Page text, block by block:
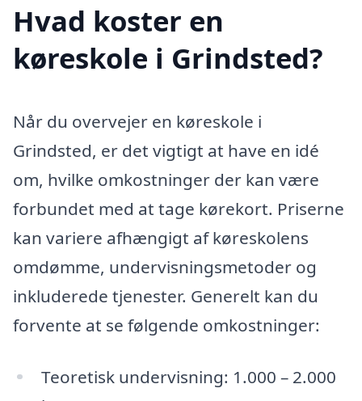
Hvad koster en
køreskole i Grindsted?
Når du overvejer en køreskole i
Grindsted, er det vigtigt at have en idé
om, hvilke omkostninger der kan være
forbundet med at tage kørekort. Priserne
kan variere afhængigt af køreskolens
omdømme, undervisningsmetoder og
inkluderede tjenester. Generelt kan du
forvente at se følgende omkostninger:
Teoretisk undervisning: 1.000 – 2.000